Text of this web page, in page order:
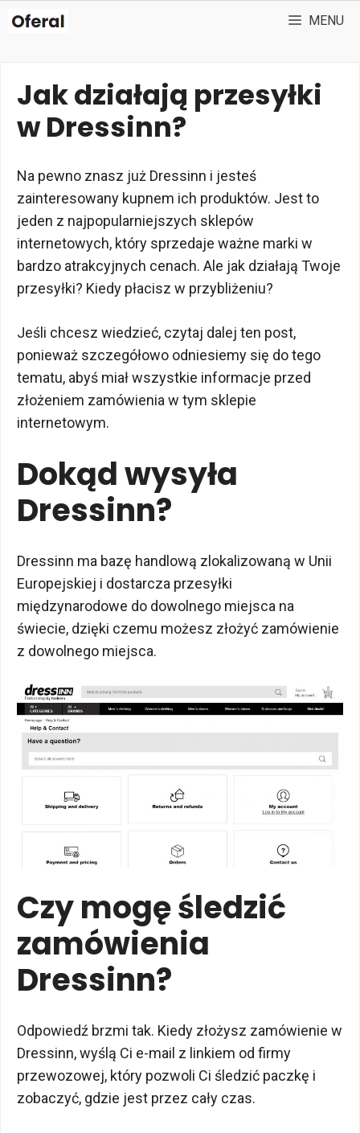
Przejdź
do
MENU
Jak działają przesyłki
w Dressinn?
Na pewno znasz już Dressinn i jesteś
zainteresowany kupnem ich produktów. Jest to
jeden z najpopularniejszych sklepów
internetowych, który sprzedaje ważne marki w
bardzo atrakcyjnych cenach. Ale jak działają Twoje
przesyłki? Kiedy płacisz w przybliżeniu?
Jeśli chcesz wiedzieć, czytaj dalej ten post,
ponieważ szczegółowo odniesiemy się do tego
tematu, abyś miał wszystkie informacje przed
złożeniem zamówienia w tym sklepie
internetowym.
Dokąd wysyła
Dressinn?
Dressinn ma bazę handlową zlokalizowaną w Unii
Europejskiej i dostarcza przesyłki
międzynarodowe do dowolnego miejsca na
świecie, dzięki czemu możesz złożyć zamówienie
z dowolnego miejsca.
Czy mogę śledzić
zamówienia
Dressinn?
Odpowiedź brzmi tak. Kiedy złożysz zamówienie w
Dressinn, wyślą Ci e-mail z linkiem od firmy
przewozowej, który pozwoli Ci śledzić paczkę i
zobaczyć, gdzie jest przez cały czas.